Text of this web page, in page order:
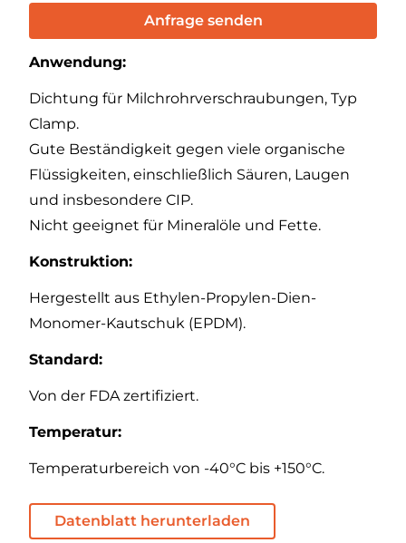
Anfrage senden
Anwendung:
Dichtung für Milchrohrverschraubungen, Typ
Clamp.
Gute Beständigkeit gegen viele organische
Flüssigkeiten, einschließlich Säuren, Laugen
und insbesondere CIP.
Nicht geeignet für Mineralöle und Fette.
Konstruktion:
Hergestellt aus Ethylen-Propylen-Dien-
Monomer-Kautschuk (EPDM).
Standard:
Von der FDA zertifiziert.
Temperatur:
Temperaturbereich von -40°C bis +150°C.
Datenblatt herunterladen